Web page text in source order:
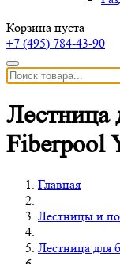
Корзина пуста
+7 (495) 784-43-90
Лестница
Fiberpool
Главная
Лестницы и
Лестница для